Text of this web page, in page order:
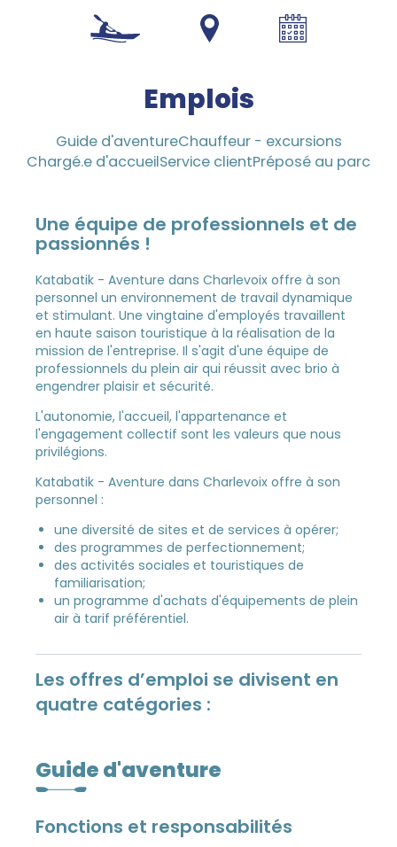
1 800 453-4850
Emplois
Guide d'aventureChauffeur - excursions
Chargé.e d'accueilService clientPréposé au parc
Une équipe de professionnels et de
passionnés !
Katabatik - Aventure dans Charlevoix offre à son
personnel un environnement de travail dynamique
et stimulant. Une vingtaine d'employés travaillent
en haute saison touristique à la réalisation de la
mission de l'entreprise. Il s'agit d'une équipe de
professionnels du plein air qui réussit avec brio à
engendrer plaisir et sécurité.
L'autonomie, l'accueil, l'appartenance et
l'engagement collectif sont les valeurs que nous
privilégions.
Katabatik - Aventure dans Charlevoix offre à son
personnel :
une diversité de sites et de services à opérer;
des programmes de perfectionnement;
des activités sociales et touristiques de
familiarisation;
un programme d'achats d'équipements de plein
air à tarif préférentiel.
Les offres d’emploi se divisent en
quatre catégories :
Guide d'aventure
Fonctions et responsabilités